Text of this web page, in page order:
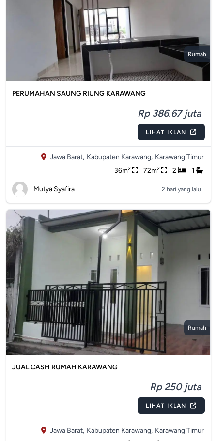
Rumah
PERUMAHAN SAUNG RIUNG KARAWANG
Rp 386.67 juta
LIHAT IKLAN
Jawa Barat, Kabupaten Karawang, Karawang Timur
36m2 72m2 2 1
Mutya Syafira 2 hari yang lalu
Rumah
JUAL CASH RUMAH KARAWANG
Rp 250 juta
LIHAT IKLAN
Jawa Barat, Kabupaten Karawang, Karawang Timur